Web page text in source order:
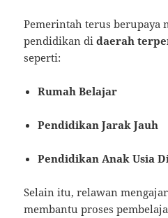
Pemerintah terus berupaya
pendidikan didaerah
seperti:
Rumah Belajar
Pendidikan Jarak Jauh
Pendidikan Anak Usia
Selain itu, relawan
membantu proses